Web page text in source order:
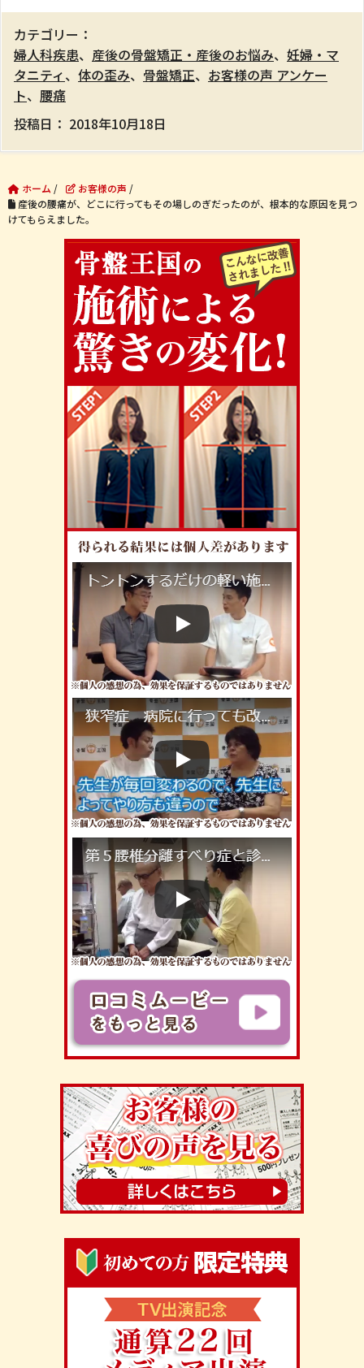
カテゴリー：
婦人科疾患、 産後の骨盤矯正・産後のお悩み、 妊婦・マ
タニティ、 体の歪み、 骨盤矯正、 お客様の声 アンケー
ト、 腰痛
投稿日： 2018年10月18日
ホーム / お客様の声 /
産後の腰痛が、どこに行ってもその場しのぎだったのが、根本的な原因を見つ
けてもらえました。